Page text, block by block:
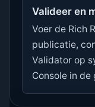
Valideer en
Voer de Rich
publicatie,
Validator op
Console in de